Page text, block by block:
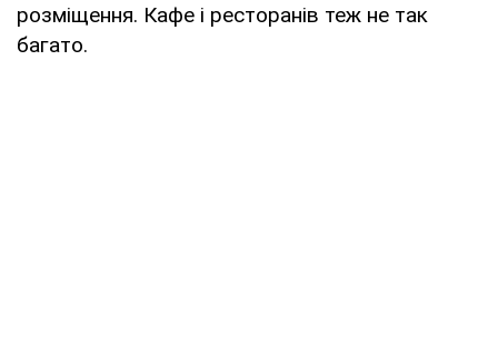
розміщення. Кафе і ресторанів теж не так
багато.